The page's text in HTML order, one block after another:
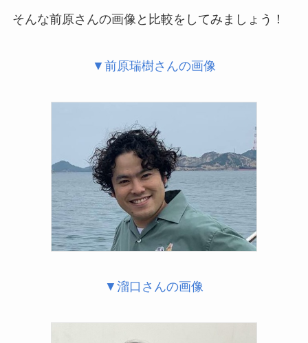
そんな前原さんの画像と比較をしてみましょう！
▼前原瑞樹さんの画像
▼溜口さんの画像